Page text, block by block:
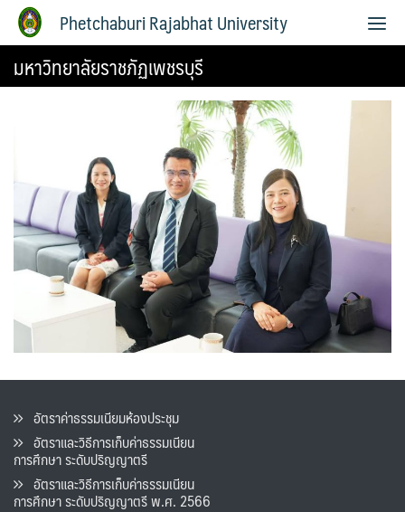
Phetchaburi Rajabhat University
มหาวิทยาลัยราชภัฏเพชรบุรี
อัตราค่าธรรมเนียมห้องประชุม
อัตราและวิธีการเก็บค่าธรรมเนียน
การศึกษา ระดับปริญญาตรี
อัตราและวิธีการเก็บค่าธรรมเนียน
การศึกษา ระดับปริญญาตรี พ.ศ. 2566